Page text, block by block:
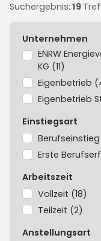
Filtern
Sie
die
Unternehmen
ENRW
KG (11)
Eigenbetrieb
Eigenbetrieb
Einstiegsart
Berufseinstieg
Erste
Arbeitszeit
Vollzeit (18)
Teilzeit (2)
Anstellungsart
Suchergebnis: 19